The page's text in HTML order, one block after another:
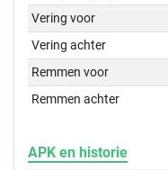
Vering voor
Vering achter
Remmen voor
Remmen achter
APK en historie